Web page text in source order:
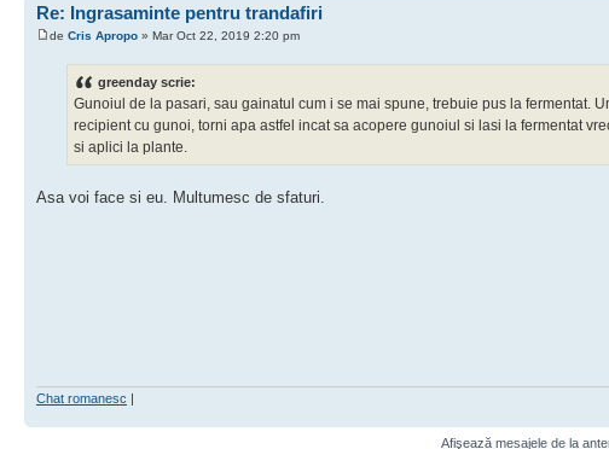
Re: Ingrasaminte pentru trandafiri
de Cris Apropo » Mar Oct 22, 2019 2:20 pm
greenday scrie:
Gunoiul de la pasari, sau gainatul cum i se mai spune, trebuie pus la fermentat.
recipient cu gunoi, torni apa astfel incat sa acopere gunoiul si lasi la fermentat
si aplici la plante.
Asa voi face si eu. Multumesc de sfaturi.
Chat romanesc |
Afişează mesajele de la